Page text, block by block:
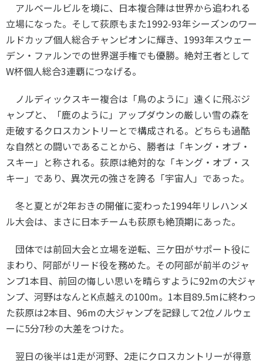
アルベールビルを境に、日本複合陣は世界から追われる
立場になった。そして荻原もまた1992-93年シーズンのワー
ルドカップ個人総合チャンピオンに輝き、 1993年スウェー
デン・ファルンでの世界選手権でも優勝。絶対王者として
W杯個人総合3連覇につなげる。
ノルディックスキー複合は「鳥のように」遠くに飛ぶジ
ャンプと、「鹿のように」アップダウンの厳しい雪の森を
走破するクロスカントリーとで構成される。どちらも過酷
な自然との闘いであることから、勝者は「キング・オブ・
スキー」と称される。荻原は絶対的な「キング・オブ・ス
キー」であり、異次元の強さを誇る「宇宙人」であった。
冬と夏とが2年おきの開催に変わった1994年リレハンメ
ル大会は、まさに日本チームも荻原も絶頂期にあった。
団体では前回大会と立場を逆転、三ケ田がサポート役に
まわり、阿部がリード役を務めた。その阿部が前半のジャ
ンプ1本目、前回の悔しい思いを晴らすように92mの大ジャ
ンプ、河野はなんとK点越えの100m。 1本目89.5mに終わっ
た荻原は2本目、 96mの大ジャンプを記録して2位ノルウェ
ーに5分7秒の大差をつけた。
翌日の後半は1走が河野、 2走にクロスカントリーが得意